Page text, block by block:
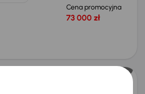
Cena promocyjna
73 000 zł